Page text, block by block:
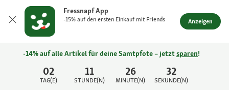
Fressnapf App
-15% auf den ersten Einkauf mit Friends Anzeigen
02
TAG(E)
11
STUNDE(N)
26
MINUTE(N)
32
SEKUNDE(N)
-14% auf alle Artikel für deine Samtpfote – jetztsparen!